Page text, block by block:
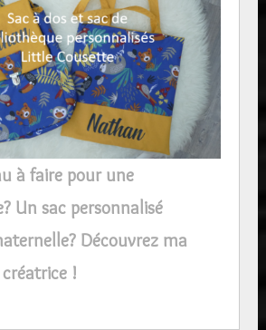
à faire pour une
Un sac personnalisé
Découvrez ma
!